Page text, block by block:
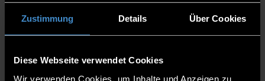
Zustimmung Details Über Cookies
Diese Webseite verwendet Cookies
Wir verwenden Cookies, um Inhalte und Anzeigen zu
DMS C115